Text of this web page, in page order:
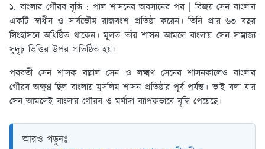
১. বাংলার গৌরব বৃদ্ধি : পাল শাসনের অবসানের পর | বিজয় সেন বাংলায়
একটি স্বাধীন ও সার্বভৌম রাজবংশ প্রতিষ্ঠা করেন। তিনি প্রায় ৬৩ বছর
সিংহাসনে অধিষ্ঠিত থাকেন। মূলত তাঁর শাসন আমলে বাংলায় সেন সাম্রাজ্য
সুদৃঢ় ভিত্তির উপর প্রতিষ্ঠিত হয়।
পরবর্তী সেন শাসক বল্লাল সেন ও লক্ষ্মণ সেনের শাসনকালেও বাংলার
গৌরব অক্ষুণ্ণ ছিল বাংলায় মুসলিম শাসন প্রতিষ্ঠার পূর্ব পর্যন্ত। ভাই বলা যায়
সেন আমলেই বাংলার গৌরব ও মর্যাদা ব্যাপকভাবে বৃদ্ধি পেয়েছে।
আরও পড়ুনঃ